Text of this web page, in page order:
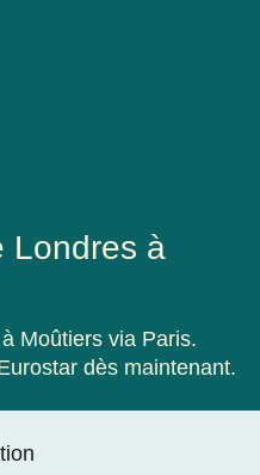
Londres à
Moûtiers via Paris.
dès maintenant.